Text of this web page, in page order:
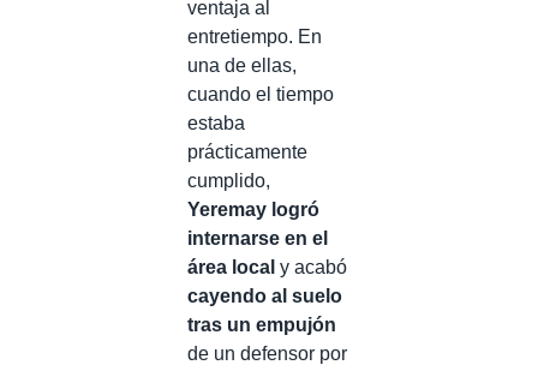
ventaja al
entretiempo. En
una de ellas,
cuando el tiempo
estaba
prácticamente
cumplido,
Yeremay logró
internarse en el
área local y acabó
cayendo al suelo
tras un empujón
de un defensor por